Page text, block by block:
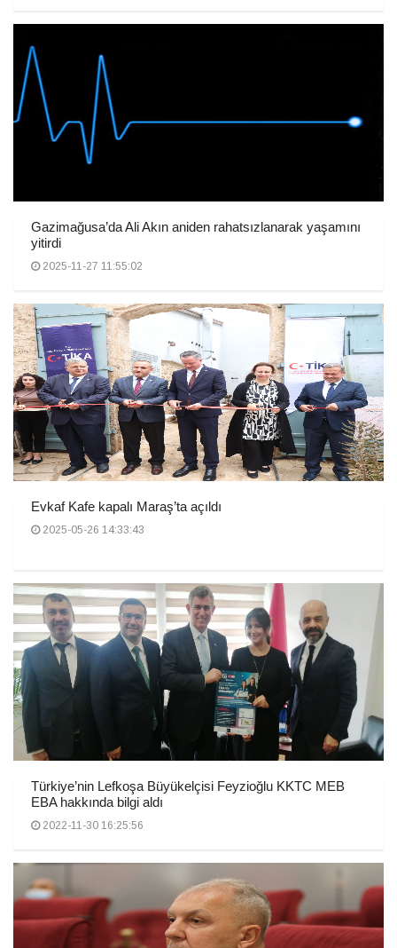
Gazimağusa’da Ali Akın aniden rahatsızlanarak yaşamını
yitirdi
2025-11-27 11:55:02
Evkaf Kafe kapalı Maraş’ta açıldı
2025-05-26 14:33:43
Türkiye’nin Lefkoşa Büyükelçisi Feyzioğlu KKTC MEB
EBA hakkında bilgi aldı
2022-11-30 16:25:56